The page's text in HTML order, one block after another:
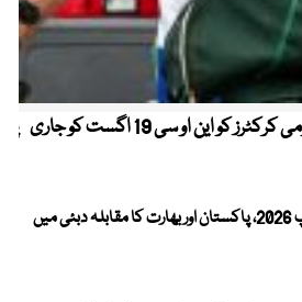
کیریبین پریمیئر لیگ ، قومی کرکٹرز کو این او سی 19 اگست کو جاری
ویمنز ایشیا کپ 2026، پاکستان اور بھارت کا مقابلہ دبئی میں